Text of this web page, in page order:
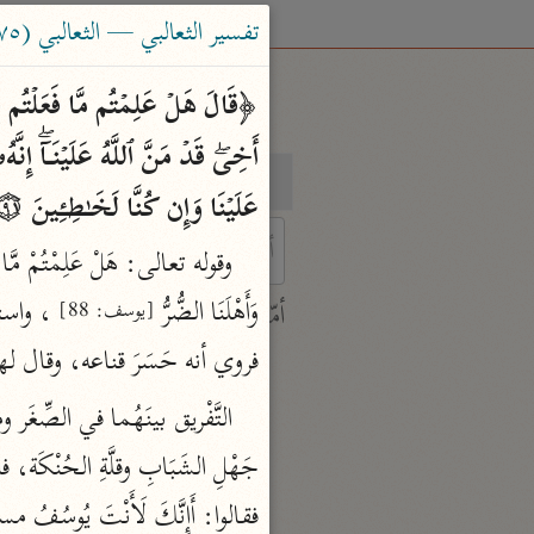
بحث تفسير
characters for results.
أمّهات
جامع البيان
نحو ٢٨ مجلدًا
تفسير القرآن العظيم
ابن كثير (٧٧٤ هـ)
تفسير الثعالبي — الثعالبي (٨٧٥ هـ)
عَلَیۡنَا وَإِن كُنَّا لَخَـٰطِـِٔینَ ۝٩١ قَالَ لَا تَثۡرِیبَ عَلَیۡكُمُ ٱلۡیَوۡمَۖ یَغۡفِرُ ٱللَّهُ لَكُمۡۖ وَهُوَ أَرۡحَمُ ٱلرَّ ٰ⁠حِمِینَ ۝٩٢﴾
وَأَهْلَنَا الضُّرُّ [يوسف: 88]
فروي أنه حَسَرَ قناعه،
فقالوا: أَإِنَّكَ لَأَنْتَ يُوسُفُ